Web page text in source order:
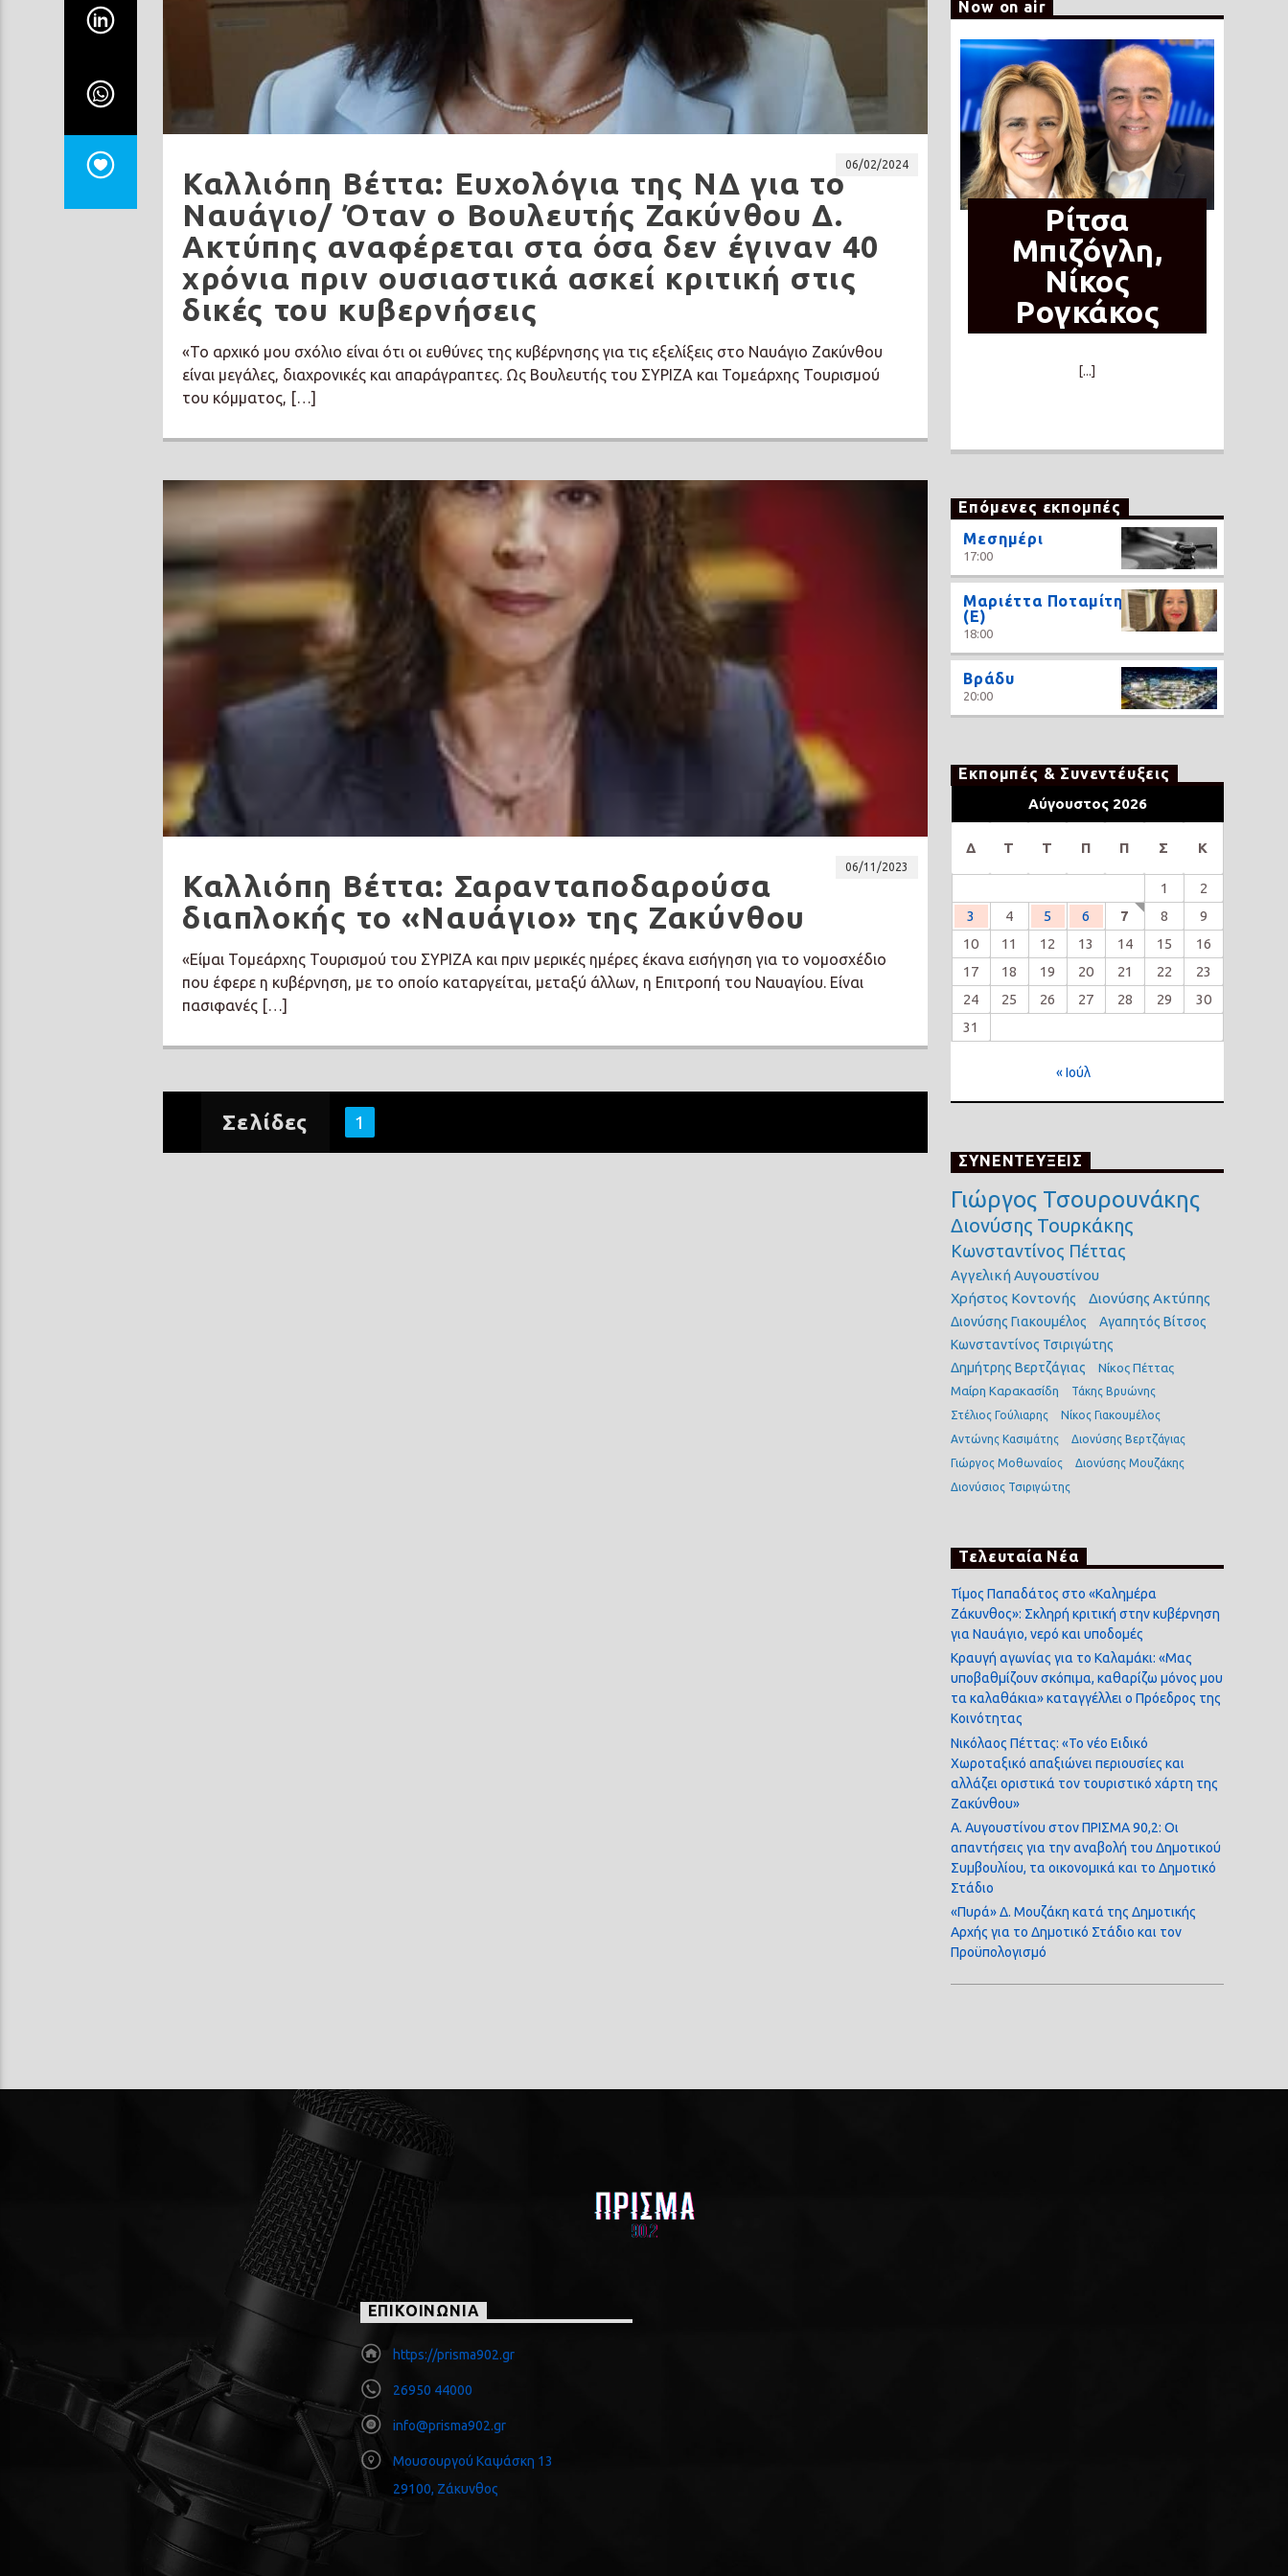
06/02/2024
Καλλιόπη Βέττα: Ευχολόγια της ΝΔ για το
Ναυάγιο/ Όταν ο Βουλευτής Ζακύνθου Δ.
Ακτύπης αναφέρεται στα όσα δεν έγιναν 40
χρόνια πριν ουσιαστικά ασκεί κριτική στις
δικές του κυβερνήσεις
«Το αρχικό μου σχόλιο είναι ότι οι ευθύνες της κυβέρνησης για τις εξελίξεις στο Ναυάγιο Ζακύνθου
είναι μεγάλες, διαχρονικές και απαράγραπτες. Ως Βουλευτής του ΣΥΡΙΖΑ και Τομεάρχης Τουρισμού
του κόμματος, […]
06/11/2023
Καλλιόπη Βέττα: Σαρανταποδαρούσα
διαπλοκής το «Ναυάγιο» της Ζακύνθου
«Είμαι Τομεάρχης Τουρισμού του ΣΥΡΙΖΑ και πριν μερικές ημέρες έκανα εισήγηση για το νομοσχέδιο
που έφερε η κυβέρνηση, με το οποίο καταργείται, μεταξύ άλλων, η Επιτροπή του Ναυαγίου. Είναι
πασιφανές […]
Σελίδες 1
Now on air
Ρίτσα
Μπιζόγλη,
Νίκος
Ρογκάκος
[...]
Επόμενες εκπομπές
Μεσημέρι
17:00
Μαριέττα Ποταμίτη
(Ε)
18:00
Βράδυ
20:00
Εκπομπές & Συνεντέυξεις
Αύγουστος 2026
Δ Τ Τ Π Π Σ Κ
1
2
3
4 5 6 7 8
9
10
11 12 13 14 15
16
17
18 19 20 21 22
23
24
25 26 27 28 29
30
31
« Ιούλ
ΣΥΝΕΝΤΕΥΞΕΙΣ
Γιώργος Τσουρουνάκης
Διονύσης Τουρκάκης
Κωνσταντίνος Πέττας
Αγγελική Αυγουστίνου
Χρήστος Κοντονής
Διονύσης Ακτύπης
Διονύσης Γιακουμέλος
Αγαπητός Βίτσος
Κωνσταντίνος Τσιριγώτης
Δημήτρης Βερτζάγιας
Νίκος Πέττας
Μαίρη Καρακασίδη
Τάκης Βρυώνης
Στέλιος Γούλιαρης
Νίκος Γιακουμέλος
Αντώνης Κασιμάτης
Διονύσης Βερτζάγιας
Γιώργος Μοθωναίος
Διονύσης Μουζάκης
Διονύσιος Τσιριγώτης
Τελευταία Νέα
Τίμος Παπαδάτος στο «Καλημέρα
Ζάκυνθος»: Σκληρή κριτική στην κυβέρνηση
για Ναυάγιο, νερό και υποδομές
Κραυγή αγωνίας για το Καλαμάκι: «Μας
υποβαθμίζουν σκόπιμα, καθαρίζω μόνος μου
τα καλαθάκια» καταγγέλλει ο Πρόεδρος της
Κοινότητας
Νικόλαος Πέττας: «Το νέο Ειδικό
Χωροταξικό απαξιώνει περιουσίες και
αλλάζει οριστικά τον τουριστικό χάρτη της
Ζακύνθου»
Α. Αυγουστίνου στον ΠΡΙΣΜΑ 90,2: Οι
απαντήσεις για την αναβολή του Δημοτικού
Συμβουλίου, τα οικονομικά και το Δημοτικό
Στάδιο
«Πυρά» Δ. Μουζάκη κατά της Δημοτικής
Αρχής για το Δημοτικό Στάδιο και τον
Προϋπολογισμό
ΕΠΙΚΟΙΝΩΝΙΑ
https://prisma902.gr
26950 44000
info@prisma902.gr
Μουσουργού Καψάσκη 13
29100, Ζάκυνθος